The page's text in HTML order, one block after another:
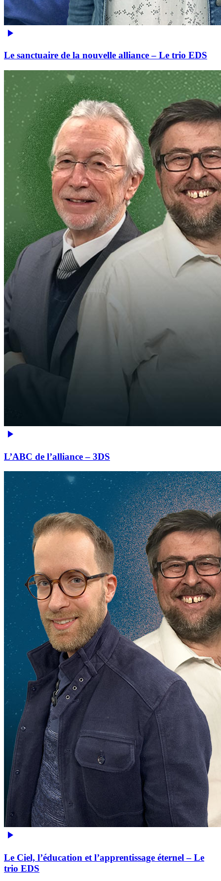
Le sanctuaire de la nouvelle alliance – Le trio EDS
L’ABC de l’alliance – 3DS
Le Ciel, l’éducation et l’apprentissage éternel – Le
trio EDS